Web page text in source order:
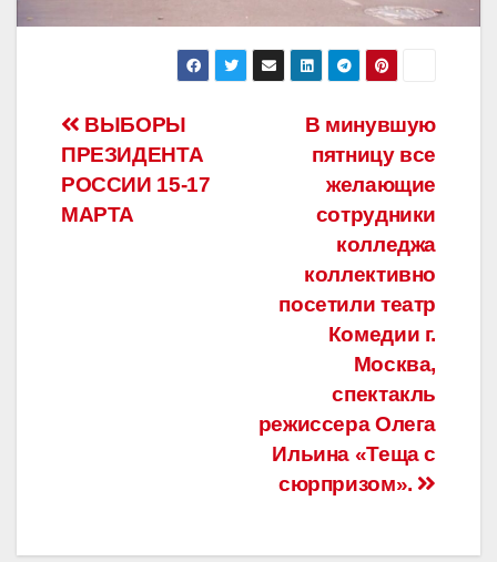
Навигация
по
записям
В минувшую
пятницу все
желающие
сотрудники
колледжа
коллективно
посетили театр
Комедии г.
Москва,
спектакль
режиссера Олега
Ильина «Теща с
сюрпризом».
ВЫБОРЫ
ПРЕЗИДЕНТА
РОССИИ 15-17
МАРТА